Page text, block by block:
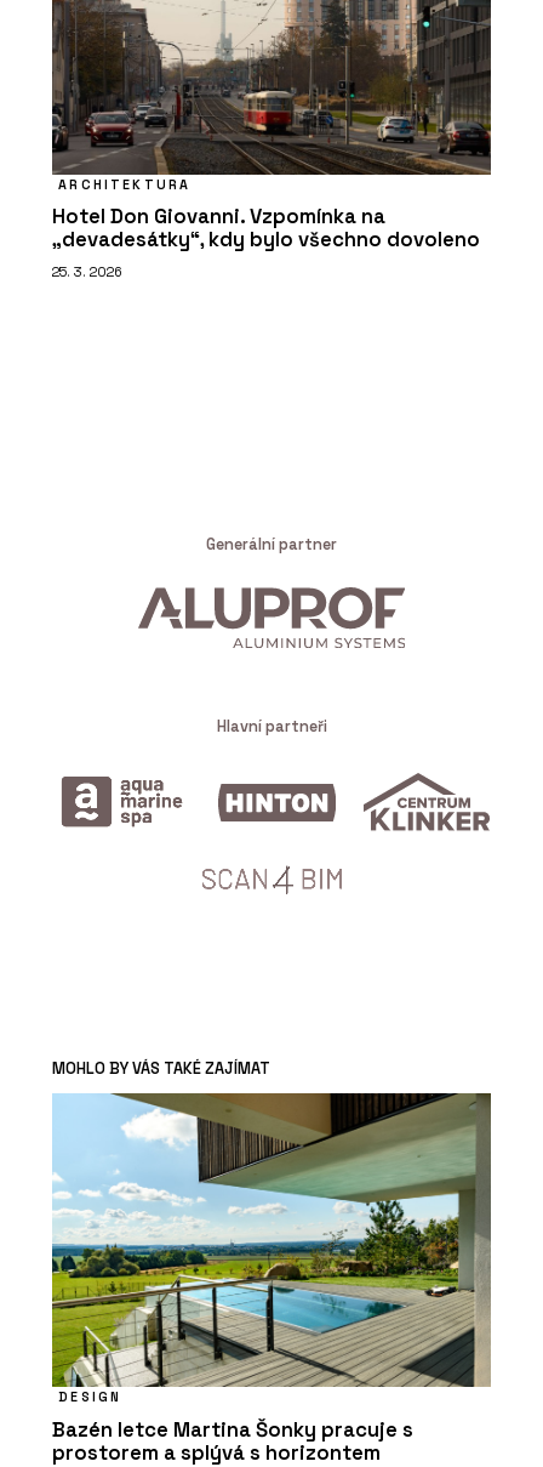
ARCHITEKTURA
Hotel Don Giovanni. Vzpomínka na
„devadesátky“, kdy bylo všechno dovoleno
25. 3. 2026
Generální partner
Hlavní partneři
MOHLO BY VÁS TAKÉ ZAJÍMAT
DESIGN
Bazén letce Martina Šonky pracuje s
prostorem a splývá s horizontem